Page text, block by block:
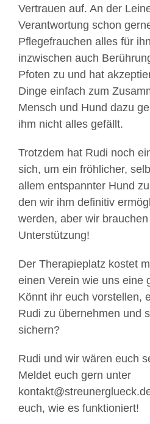
Vertrauen auf. An der
Verantwortung schon
Pflegefrauchen alles für
inzwischen auch
Pfoten zu und hat
Dinge einfach zum
Mensch und Hund dazu
ihm nicht alles gefällt.
Trotzdem hat Rudi noch
sich, um ein fröhlicher,
allem entspannter Hund
den wir ihm definitiv
werden, aber wir
Unterstützung!
Der Therapieplatz kostet
einen Verein wie uns eine
Könnt ihr euch vorstellen,
Rudi zu übernehmen und
sichern?
Rudi und wir wären euch
Meldet euch gern unter
euch, wie es funktioniert!